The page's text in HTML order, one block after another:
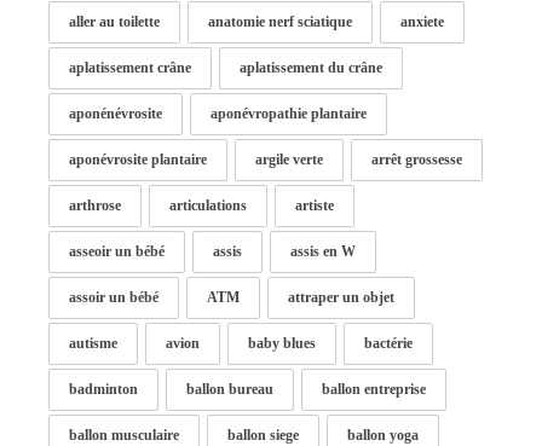
aller au toilette anatomie nerf sciatique anxiete
aplatissement crâne aplatissement du crâne
aponénévrosite aponévropathie plantaire
aponévrosite plantaire argile verte arrêt grossesse
arthrose articulations artiste
asseoir un bébé assis assis en W
assoir un bébé ATM attraper un objet
autisme avion baby blues bactérie
badminton ballon bureau ballon entreprise
ballon musculaire ballon siege ballon yoga